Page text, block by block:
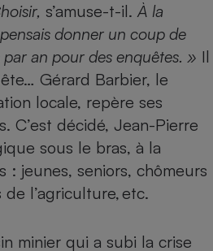
s’amuse-t-il.À la
donner un coup de
an pour des enquêtes. » Il
Gérard Barbier, le
locale, repère ses
C’est décidé, Jean-Pierre
sous le bras, à la
: jeunes, seniors, chômeurs
l’agriculture, etc.
minier qui a subi la crise
Plaque de cuisson à
induction
Climatiseur -
Téléphone mobile -
Smartphone
Climatiseur -
Ventilateur